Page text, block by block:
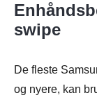
swipe
De fleste
og nyere, kan